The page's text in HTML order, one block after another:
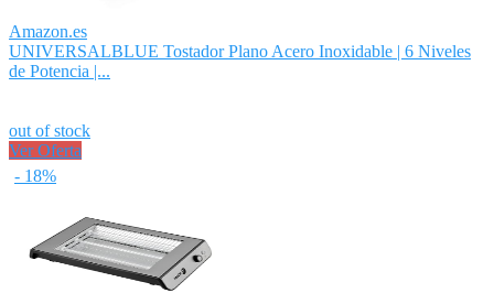
Amazon.es
UNIVERSALBLUE Tostador Plano Acero Inoxidable | 6 Niveles
de Potencia |...
out of stock
Ver Oferta
- 18%